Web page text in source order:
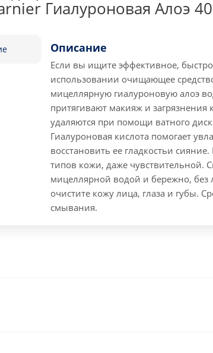
Гиалуроновая Алоэ
Описание
Если вы ищите эффективное,
использовании очищающее
мицеллярную гиалуроновую алоэ
притягивают макияж и загрязнения
удаляются при помощи ватного
Гиалуроновая кислота помогает
восстановить ее гладкостьи
типов кожи, даже чувствительной.
мицеллярной водой и бережно, без
очистите кожу лица, глаза и губы.
смывания.